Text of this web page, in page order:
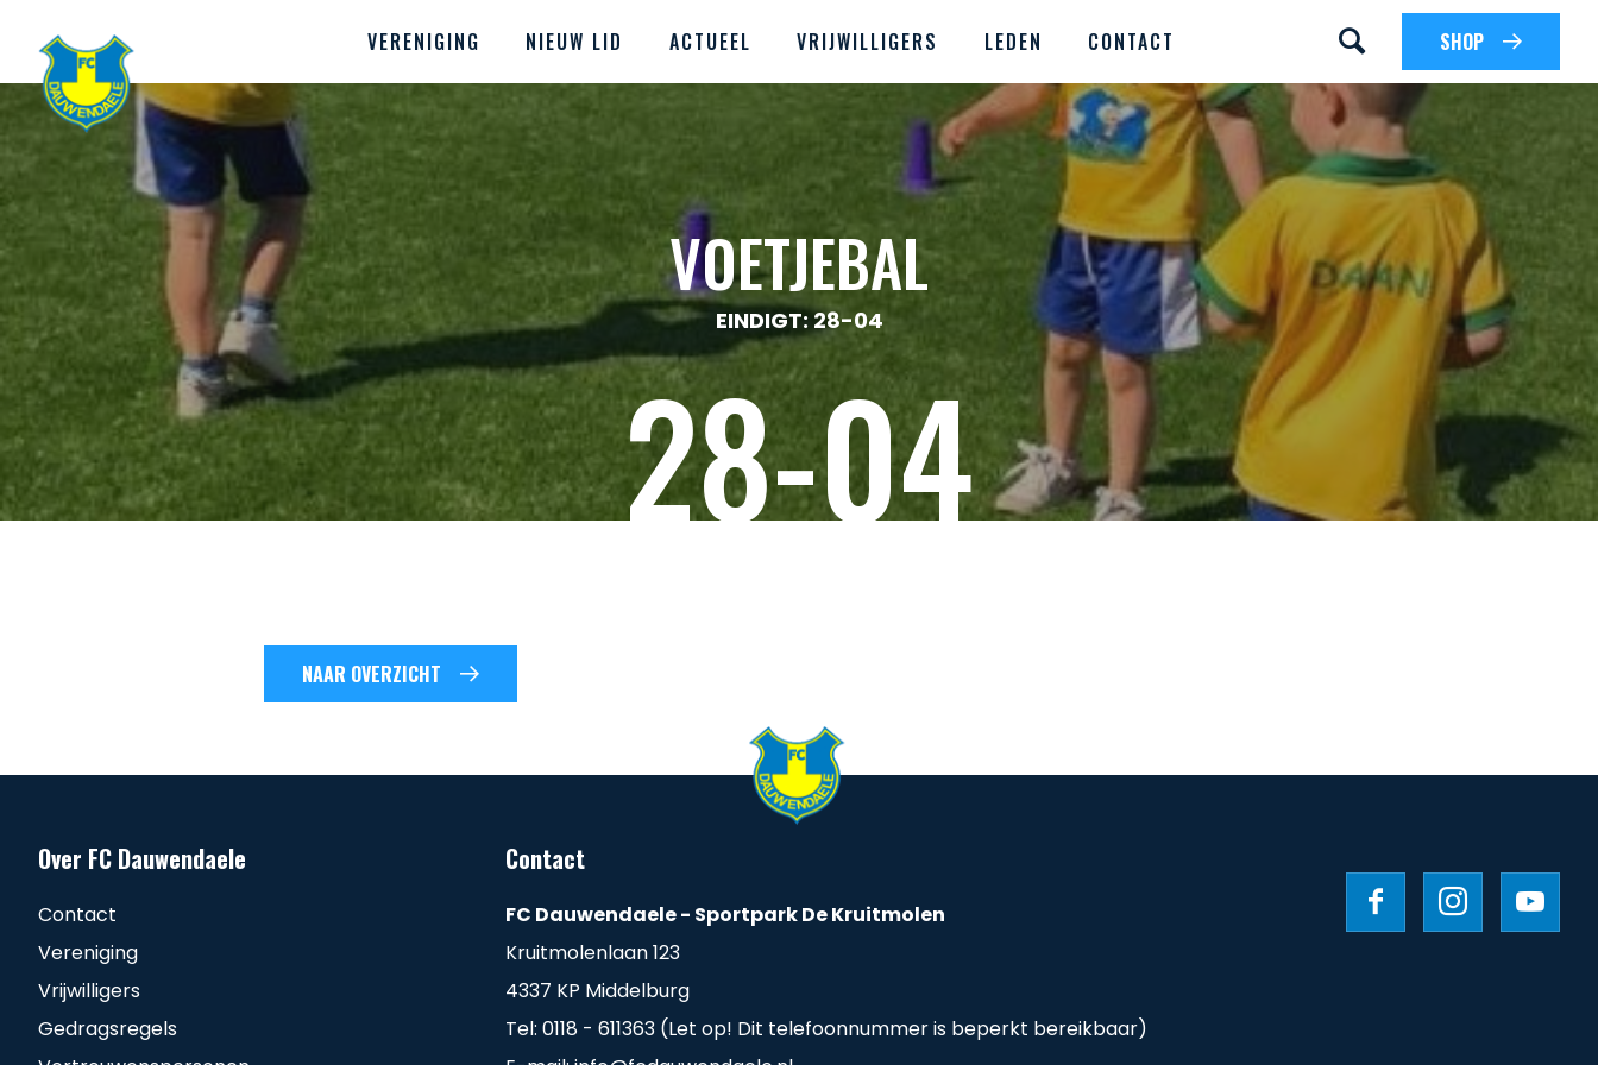
VERENIGING NIEUW LID ACTUEEL VRIJWILLIGERS LEDEN CONTACT SHOP
VOETJEBAL
EINDIGT: 28-04
28-04
NAAR OVERZICHT
Over FC Dauwendaele
Contact
Vereniging
Vrijwilligers
Gedragsregels
Contact
FC Dauwendaele - Sportpark De Kruitmolen
Kruitmolenlaan 123
4337 KP Middelburg
Tel: 0118 - 611363 (Let op! Dit telefoonnummer is beperkt bereikbaar)